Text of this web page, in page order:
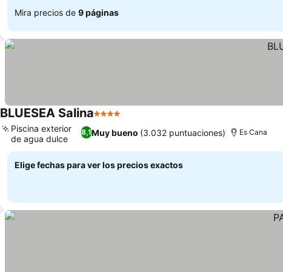
Mira precios de 9 páginas
BLUESEA Salina4 Estrellas
8,1Muy bueno (3.032 puntuaciones)
Piscina exterior
de agua dulce
Es Cana
Elige fechas para ver los precios exactos